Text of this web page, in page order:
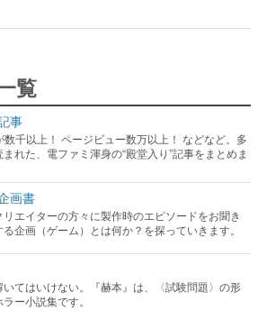
覧
事
数千以上！ ページビュー数万以上！ などなど。多
まれた、電ファミ渾身の“殿堂入り”記事をまとめま
画書
エイターの方々に製作時のエピソードをお聞き
企画（ゲーム）とは何か？を探っていきます。
いてはいけない。『赫本』は、〈試験問題〉の形
ー小説集です。